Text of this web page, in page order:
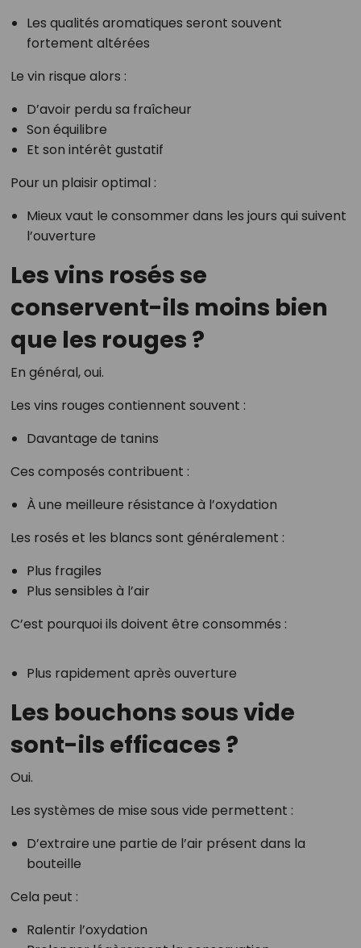
Les qualités aromatiques seront souvent
fortement altérées
Le vin risque alors :
D’avoir perdu sa fraîcheur
Son équilibre
Et son intérêt gustatif
Pour un plaisir optimal :
Mieux vaut le consommer dans les jours qui suivent
l’ouverture
Les vins rosés se
conservent-ils moins bien
que les rouges ?
En général, oui.
Les vins rouges contiennent souvent :
Davantage de tanins
Ces composés contribuent :
À une meilleure résistance à l’oxydation
Les rosés et les blancs sont généralement :
Plus fragiles
Plus sensibles à l’air
C’est pourquoi ils doivent être consommés :
Plus rapidement après ouverture
Les bouchons sous vide
sont-ils efficaces ?
Oui.
Les systèmes de mise sous vide permettent :
D’extraire une partie de l’air présent dans la
bouteille
Cela peut :
Ralentir l’oxydation